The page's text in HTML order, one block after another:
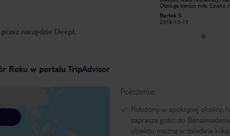
Plusem jest wiatrak pod sufitem
Obsługa bardzo miła. Czysto.
liftingu. Pokoje są przestronne.
Klimatyzacja niestety nie
Bartek S
2018-10-13
narzędzie DeepL
Roku w portalu TripAdvisor
Położenie:
Położony w spokojnej okolicy,
zaprasza gości do
obiektu można w zaledwie